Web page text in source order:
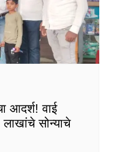
आदर्श! वाई
लाखांचे सोन्याचे